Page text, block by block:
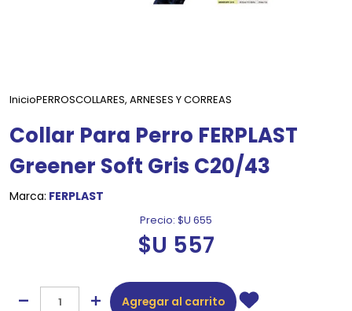
InicioPERROSCOLLARES, ARNESES Y CORREAS
Collar Para Perro FERPLAST
Greener Soft Gris C20/43
Marca: FERPLAST
Precio: $U 655
$U 557
Agregar al carrito